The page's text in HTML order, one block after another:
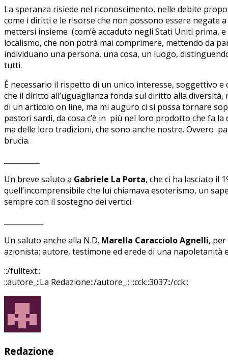
La speranza risiede nel riconoscimento, nelle debite
come i diritti e le risorse che non possono essere negate a
mettersi insieme (com’è accaduto negli Stati Uniti prima,
localismo, che non potrà mai comprimere, mettendo da
individuano una persona, una cosa, un luogo,
tutti.
È necessario il rispetto di un unico interesse, soggettivo
che il diritto all’uguaglianza fonda sul diritto alla
di un articolo on line, ma mi auguro ci si possa tornare
pastori sardi, da cosa c’è in più nel loro prodotto che fa
ma delle loro tradizioni, che sono anche nostre. Ovvero
brucia.
Un breve saluto a Gabriele La Porta, che ci ha lasciato il
quell’incomprensibile che lui chiamava esoterismo, un
sempre con il sostegno dei vertici.
Un saluto anche alla N.D. Marella Caracciolo Agnelli,
azionista; autore, testimone ed erede di una napoletanità
::/fulltext::
::autore_::La Redazione::/autore_:: ::cck::3037::/cck::
Redazione